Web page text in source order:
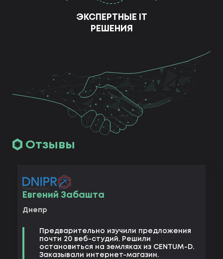
ЭКСПЕРТНЫЕ IT
РЕШЕНИЯ
Отзывы
Евгений Забашта
Днепр
Предварительно изучили предложения
почти 20 веб-студий. Решили
остановиться на земляках из CENTUM-D.
Заказывали интернет-магазин.